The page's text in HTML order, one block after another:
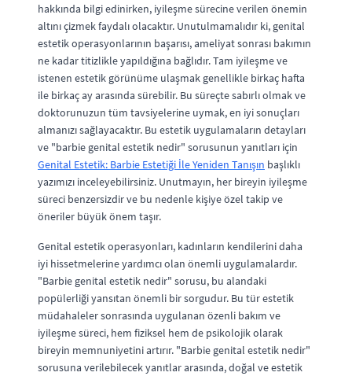
hakkında bilgi edinirken, iyileşme sürecine verilen önemin
altını çizmek faydalı olacaktır. Unutulmamalıdır ki, genital
estetik operasyonlarının başarısı, ameliyat sonrası bakımın
ne kadar titizlikle yapıldığına bağlıdır. Tam iyileşme ve
istenen estetik görünüme ulaşmak genellikle birkaç hafta
ile birkaç ay arasında sürebilir. Bu süreçte sabırlı olmak ve
doktorunuzun tüm tavsiyelerine uymak, en iyi sonuçları
almanızı sağlayacaktır. Bu estetik uygulamaların detayları
ve "barbie genital estetik nedir" sorusunun yanıtları için
Genital Estetik: Barbie Estetiği İle Yeniden Tanışın başlıklı
yazımızı inceleyebilirsiniz. Unutmayın, her bireyin iyileşme
süreci benzersizdir ve bu nedenle kişiye özel takip ve
öneriler büyük önem taşır.
Genital estetik operasyonları, kadınların kendilerini daha
iyi hissetmelerine yardımcı olan önemli uygulamalardır.
"Barbie genital estetik nedir" sorusu, bu alandaki
popülerliği yansıtan önemli bir sorgudur. Bu tür estetik
müdahaleler sonrasında uygulanan özenli bakım ve
iyileşme süreci, hem fiziksel hem de psikolojik olarak
bireyin memnuniyetini artırır. "Barbie genital estetik nedir"
sorusuna verilebilecek yanıtlar arasında, doğal ve estetik